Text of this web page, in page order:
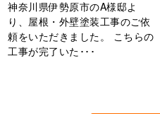
神奈川県伊勢原市のA様邸よ
り、屋根・外壁塗装工事のご依
頼をいただきました。 こちらの
工事が完了いた･･･